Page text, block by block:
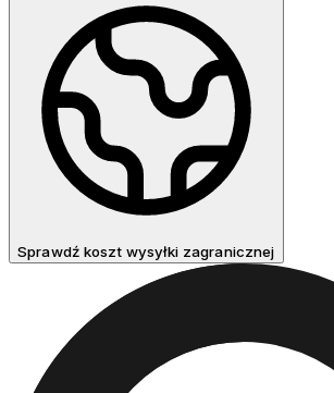
Sprawdź koszt wysyłki zagranicznej